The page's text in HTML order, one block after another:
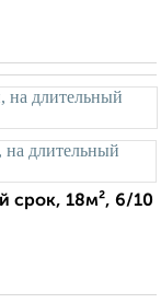
срок, 18м², 6/10